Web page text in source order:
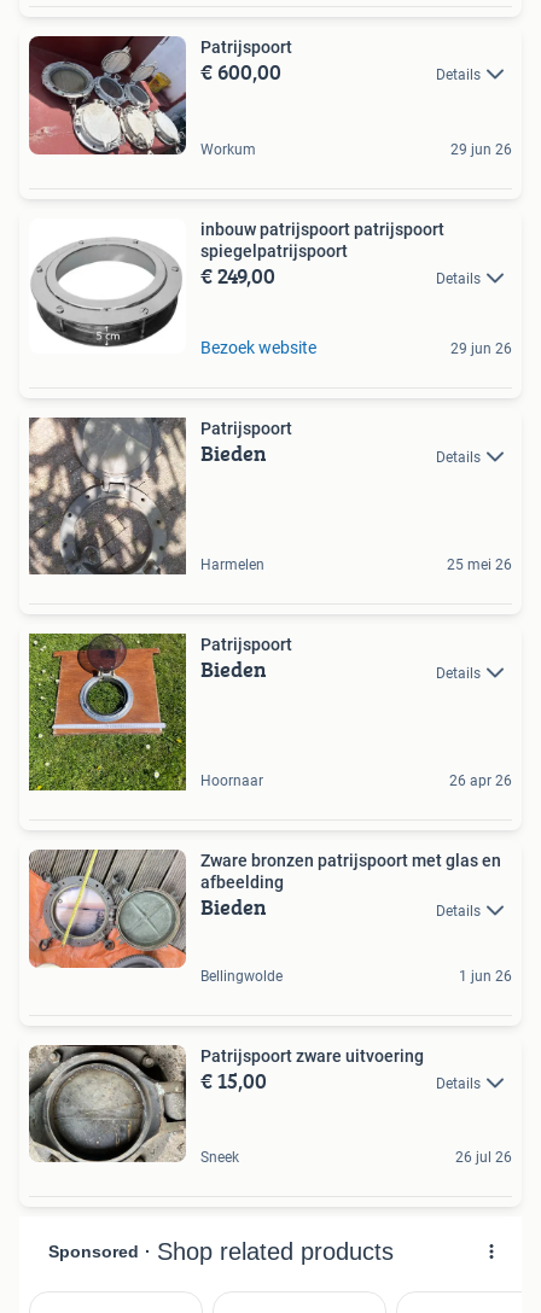
Patrijspoort
€ 600,00 Details
Workum 29 jun 26
inbouw patrijspoort patrijspoort
spiegelpatrijspoort
€ 249,00 Details
Bezoek website 29 jun 26
Patrijspoort
Bieden Details
Harmelen 25 mei 26
Patrijspoort
Bieden Details
Hoornaar 26 apr 26
Zware bronzen patrijspoort met glas en
afbeelding
Bieden Details
Bellingwolde 1 jun 26
Patrijspoort zware uitvoering
€ 15,00 Details
Sneek 26 jul 26